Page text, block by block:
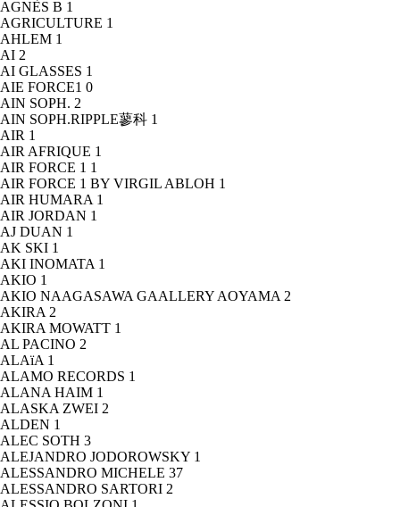
AGNÈS B 1
AGRICULTURE 1
AHLEM 1
AI 2
AI GLASSES 1
AIE FORCE1 0
AIN SOPH. 2
AIN SOPH.RIPPLE蓼科 1
AIR 1
AIR AFRIQUE 1
AIR FORCE 1 1
AIR FORCE 1 BY VIRGIL ABLOH 1
AIR HUMARA 1
AIR JORDAN 1
AJ DUAN 1
AK SKI 1
AKI INOMATA 1
AKIO 1
AKIO NAAGASAWA GAALLERY AOYAMA 2
AKIRA 2
AKIRA MOWATT 1
AL PACINO 2
ALAïA 1
ALAMO RECORDS 1
ALANA HAIM 1
ALASKA ZWEI 2
ALDEN 1
ALEC SOTH 3
ALEJANDRO JODOROWSKY 1
ALESSANDRO MICHELE 37
ALESSANDRO SARTORI 2